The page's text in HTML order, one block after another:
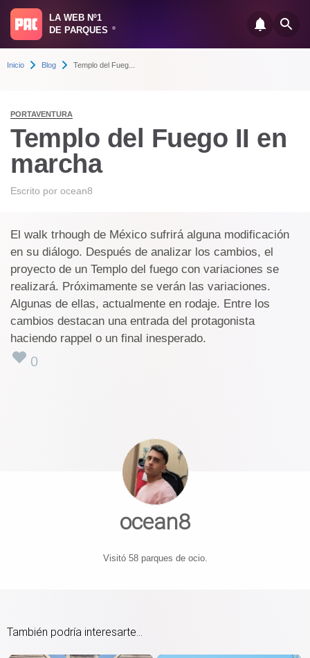
LA WEB Nº1
DE PARQUES
®
Inicio Blog Templo del Fueg...
PORTAVENTURA
Templo del Fuego II en
marcha
Escrito por ocean8
El walk trhough de México sufrirá alguna modificación
en su diálogo. Después de analizar los cambios, el
proyecto de un Templo del fuego con variaciones se
realizará. Próximamente se verán las variaciones.
Algunas de ellas, actualmente en rodaje. Entre los
cambios destacan una entrada del protagonista
haciendo rappel o un final inesperado.
0
ocean8
Visitó 58 parques de ocio.
También podría interesarte...